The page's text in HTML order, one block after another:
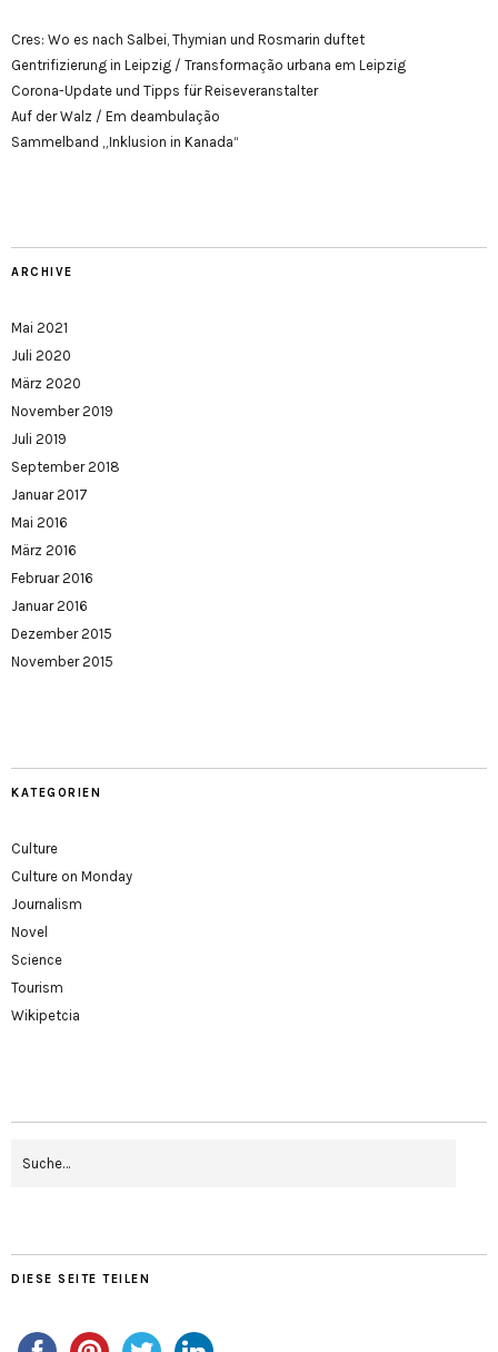
Cres: Wo es nach Salbei, Thymian und Rosmarin duftet
Gentrifizierung in Leipzig / Transformação urbana em Leipzig
Corona-Update und Tipps für Reiseveranstalter
Auf der Walz / Em deambulação
Sammelband „Inklusion in Kanada“
ARCHIVE
Mai 2021
Juli 2020
März 2020
November 2019
Juli 2019
September 2018
Januar 2017
Mai 2016
März 2016
Februar 2016
Januar 2016
Dezember 2015
November 2015
KATEGORIEN
Culture
Culture on Monday
Journalism
Novel
Science
Tourism
Wikipetcia
DIESE SEITE TEILEN